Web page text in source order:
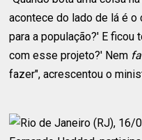
acontece do lado de lá é
para a população?' E ficou
com esse projeto?' Nem
fazer", acrescentou o